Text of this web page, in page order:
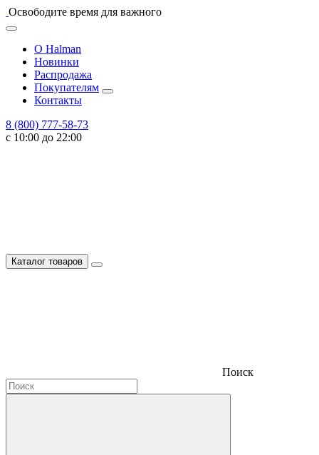
Освободите время для важного
О Halman
Новинки
Распродажа
Покупателям
Контакты
8 (800) 777-58-73
с 10:00 до 22:00
Каталог товаров
Поиск